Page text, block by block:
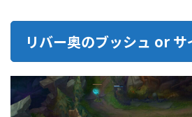
リバー奥のブッシュ or サ